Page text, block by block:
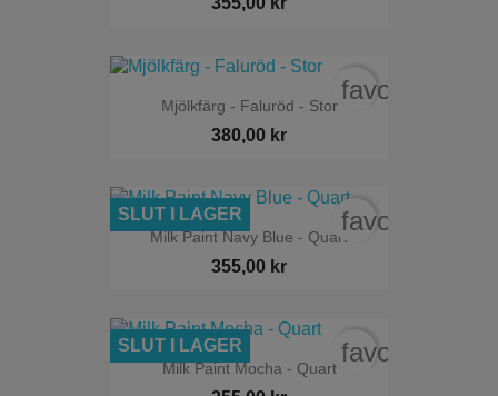
Mjölkfärg - Faluröd - Stor
380,00 kr
Milk Paint Navy Blue - Quart
355,00 kr
SLUT I LAGER
Milk Paint Mocha - Quart
SLUT I LAGER